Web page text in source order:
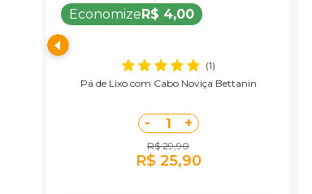
Economize R$ 4,00
(1)
Pá de Lixo com Cabo Noviça Bettanin
- 1 +
R$ 29,90
R$ 25,90